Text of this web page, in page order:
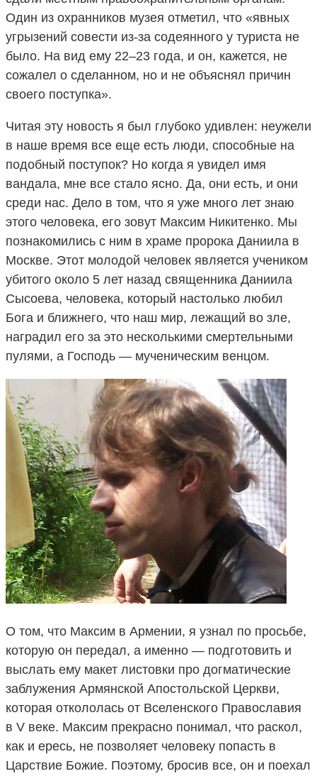
Один из охранников музея отметил, что «явных
угрызений совести из-за содеянного у туриста не
было. На вид ему 22–23 года, и он, кажется, не
сожалел о сделанном, но и не объяснял причин
своего поступка».
Читая эту новость я был глубоко удивлен: неужели
в наше время все еще есть люди, способные на
подобный поступок? Но когда я увидел имя
вандала, мне все стало ясно. Да, они есть, и они
среди нас. Дело в том, что я уже много лет знаю
этого человека, его зовут Максим Никитенко. Мы
познакомились с ним в храме пророка Даниила в
Москве. Этот молодой человек является учеником
убитого около 5 лет назад священника Даниила
Сысоева, человека, который настолько любил
Бога и ближнего, что наш мир, лежащий во зле,
наградил его за это несколькими смертельными
пулями, а Господь — мученическим венцом.
О том, что Максим в Армении, я узнал по просьбе,
которую он передал, а именно — подготовить и
выслать ему макет листовки про догматические
заблужения Армянской Апостольской Церкви,
которая откололась от Вселенского Православия
в V веке. Максим прекрасно понимал, что раскол,
как и ересь, не позволяет человеку попасть в
Царствие Божие. Поэтому, бросив все, он и поехал